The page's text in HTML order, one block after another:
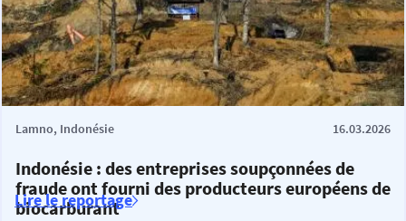
Lamno, Indonésie 16.03.2026
Indonésie : des entreprises soupçonnées de
fraude ont fourni des producteurs européens de
biocarburant
Lire le reportage